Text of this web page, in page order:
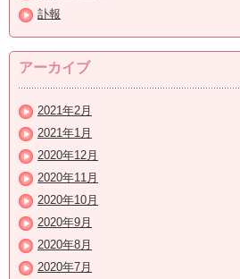
訃報
アーカイブ
2021年2月
2021年1月
2020年12月
2020年11月
2020年10月
2020年9月
2020年8月
2020年7月